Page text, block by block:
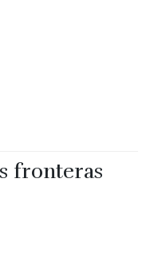
fronteras